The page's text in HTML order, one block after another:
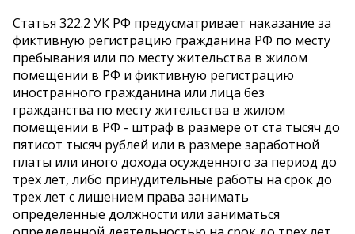
Статья 322.2 УК РФ предусматривает наказание за
фиктивную регистрацию гражданина РФ по месту
пребывания или по месту жительства в жилом
помещении в РФ и фиктивную регистрацию
иностранного гражданина или лица без
гражданства по месту жительства в жилом
помещении в РФ - штраф в размере от ста тысяч до
пятисот тысяч рублей или в размере заработной
платы или иного дохода осужденного за период до
трех лет, либо принудительные работы на срок до
трех лет с лишением права занимать
определенные должности или заниматься